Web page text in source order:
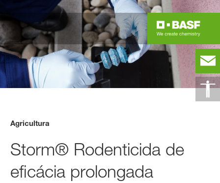
Agricultura
Storm® Rodenticida de
eficácia prolongada